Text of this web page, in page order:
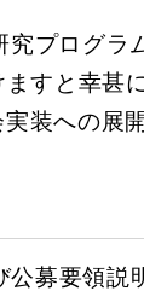
プログラ
すと幸甚
装への展
募要領説